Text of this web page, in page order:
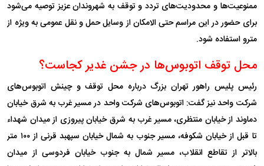
ممنوعیت‌ها و محدودیت‌های تردد و توقف به شهروندان عزیز توصیه می‌شود
برای حضور در این مراسم حتی الامکان از وسایل حمل و نقل عمومی به ویژه از
مترو استفاده شود.
محل توقف اتوبوس‌ها در جشن غدیر کجاست؟
رئیس پلیس راهور تهران بزرگ درباره محل توقف و چینش اتوبوس‌های
شرکت واحد نیز گفت: اتوبوس‌های شرکت واحد در مسیر غرب به شرق خیابان
دماوند از خیابان منتظری، مسیر غرب به شرق خیابان پیروزی از میدان شهداء
تا قبل از خیابان شکوفه، مسیر جنوب به شمال خیابان سپهبد قرنی از ۱۰۰ متر
بالاتر از تقاطع انقلاب، مسیر شمال به جنوب خیابان فردوسی از میدان